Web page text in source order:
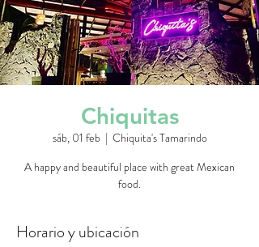
Chiquitas
sáb, 01 feb
  |
Chiquita's Tamarindo
A happy and beautiful place with great Mexican
food.
Horario y ubicación